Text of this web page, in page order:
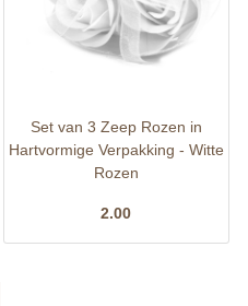
Set van 3 Zeep Rozen in
Hartvormige Verpakking - Witte
Rozen
2.00